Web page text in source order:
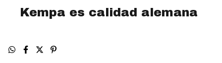
Kempa es calidad alemana